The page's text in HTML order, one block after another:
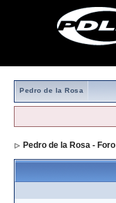
Pedro de la Rosa
Pedro de la Rosa - Foro